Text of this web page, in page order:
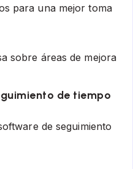
para una mejor toma
sobre áreas de mejora
de tiempo
de seguimiento